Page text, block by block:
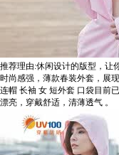
推荐理由:休闲设计的版型，让
时尚感强，薄款春装外套，展
连帽 长袖 女 短外套 口袋目前
漂亮，穿戴舒适，清薄透气 。